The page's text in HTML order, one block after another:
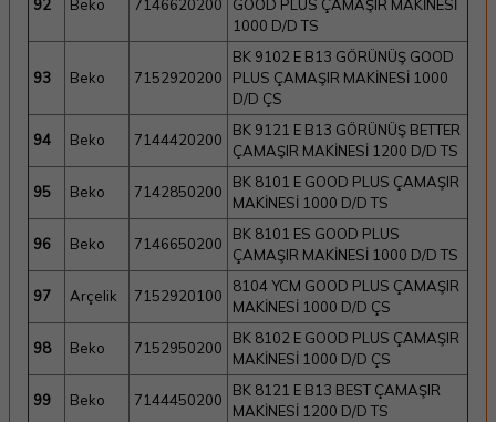
92 Beko 7146620200
GOOD PLUS ÇAMAŞIR MAKİNESİ
1000 D/D TS
93 Beko 7152920200
BK 9102 E B13 GÖRÜNÜŞ GOOD
PLUS ÇAMAŞIR MAKİNESİ 1000
D/D ÇS
94 Beko 7144420200
BK 9121 E B13 GÖRÜNÜŞ BETTER
ÇAMAŞIR MAKİNESİ 1200 D/D TS
95 Beko 7142850200
BK 8101 E GOOD PLUS ÇAMAŞIR
MAKİNESİ 1000 D/D TS
96 Beko 7146650200
BK 8101 ES GOOD PLUS
ÇAMAŞIR MAKİNESİ 1000 D/D TS
97 Arçelik 7152920100
8104 YCM GOOD PLUS ÇAMAŞIR
MAKİNESİ 1000 D/D ÇS
98 Beko 7152950200
BK 8102 E GOOD PLUS ÇAMAŞIR
MAKİNESİ 1000 D/D ÇS
99 Beko 7144450200
BK 8121 E B13 BEST ÇAMAŞIR
MAKİNESİ 1200 D/D TS